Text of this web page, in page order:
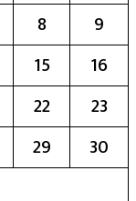
8
9
15
16
22
23
29
30